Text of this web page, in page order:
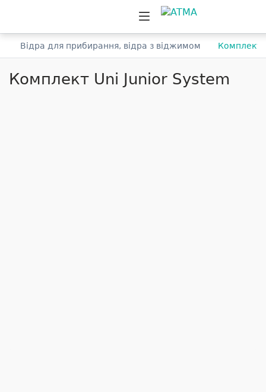
Відра для прибирання, відра з віджимом Комплект
Комплект Uni Junior System